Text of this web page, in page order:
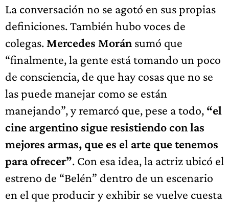
La conversación no se agotó en sus propias
definiciones. También hubo voces de
colegas. Mercedes Morán sumó que
“finalmente, la gente está tomando un poco
de consciencia, de que hay cosas que no se
las puede manejar como se están
manejando”, y remarcó que, pese a todo, “el
cine argentino sigue resistiendo con las
mejores armas, que es el arte que tenemos
para ofrecer”. Con esa idea, la actriz ubicó el
estreno de “Belén” dentro de un escenario
en el que producir y exhibir se vuelve cuesta